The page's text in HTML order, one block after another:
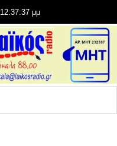
12:37:38 μμ